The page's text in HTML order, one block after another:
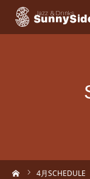
4月SCHEDULE